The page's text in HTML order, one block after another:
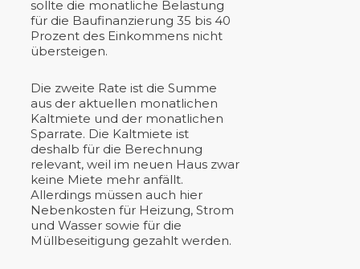
sollte die monatliche Belastung
für die Baufinanzierung 35 bis 40
Prozent des Einkommens nicht
übersteigen.
Die zweite Rate ist die Summe
aus der aktuellen monatlichen
Kaltmiete und der monatlichen
Sparrate. Die Kaltmiete ist
deshalb für die Berechnung
relevant, weil im neuen Haus zwar
keine Miete mehr anfällt.
Allerdings müssen auch hier
Nebenkosten für Heizung, Strom
und Wasser sowie für die
Müllbeseitigung gezahlt werden.